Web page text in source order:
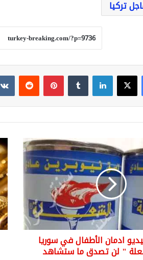
تركيا
فيسبوك‫X لينكدإن بينتيريست
ادمان الأطفال في سوريا
" لن تصدق ما ستشاهد
مع